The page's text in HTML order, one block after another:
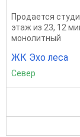
Продается
этаж из 23, 12
монолитный
ЖК Эхо леса
Север